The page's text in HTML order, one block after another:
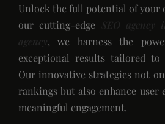
Unlock the full potential of your
our cutting-edge
SEO agency
agency, we harness the
exceptional results tailored to
Our innovative strategies not
rankings but also enhance user
meaningful engagement.